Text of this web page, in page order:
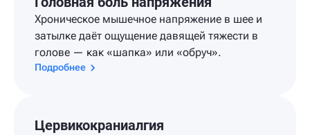
Хроническое мышечное напряжение в шее и
затылке даёт ощущение давящей тяжести в
голове — как «шапка» или «обруч».
Подробнее
Цервикокраниалгия